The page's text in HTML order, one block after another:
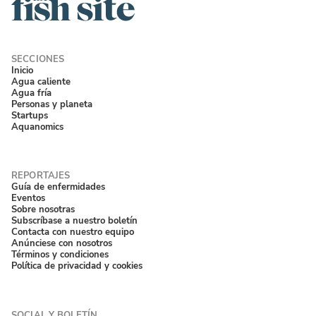
Inicio
Agua caliente
Agua fría
Personas y planeta
Startups
Aquanomics
Guía de enfermidades
Eventos
Sobre nosotras
Subscríbase a nuestro boletín
Contacta con nuestro equipo
Anúnciese con nosotros
Términos y condiciones
Política de privacidad y cookies